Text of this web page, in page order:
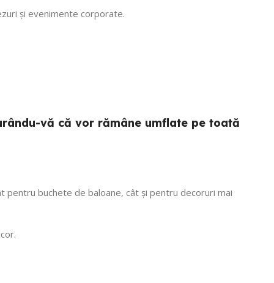
și evenimente corporate.
vă că vor rămâne umflate pe toată
pentru buchete de baloane, cât și pentru decoruri mai